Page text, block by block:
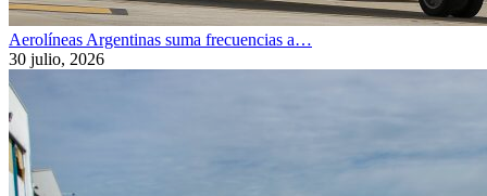
Aerolíneas Argentinas suma frecuencias a…
30 julio, 2026